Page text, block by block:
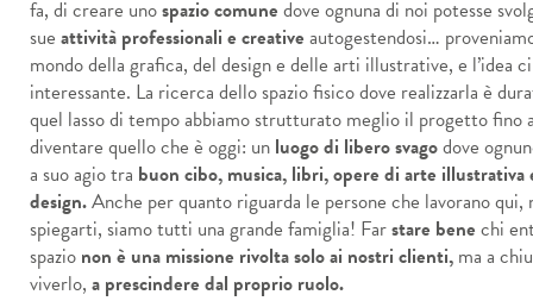
fa, di creare unospazio comune dove ognuna di noi potesse
sue attività professionali e creative autogestendosi…
mondo della grafica, del design e delle arti illustrative, e l’idea
interessante. La ricerca dello spazio fisico dove realizzarla è
quel lasso di tempo abbiamo strutturato meglio il progetto fino
diventare quello che è oggi: un luogo di libero svagodove
a suo agio tra buon cibo, musica, libri, opere di arte illustrativa
design.Anche per quanto riguarda le persone che lavorano qui,
spiegarti, siamo tutti una grande famiglia! Farstare bene chi
spazio non è una missione rivolta solo ai nostri clienti, ma a
viverlo, a prescindere dal proprio ruolo.